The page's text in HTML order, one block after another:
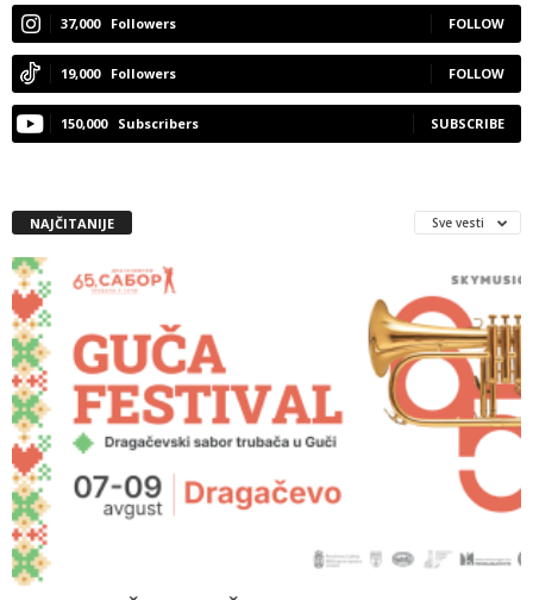
37,000 Followers FOLLOW
19,000 Followers FOLLOW
150,000 Subscribers SUBSCRIBE
NAJČITANIJE Sve vesti